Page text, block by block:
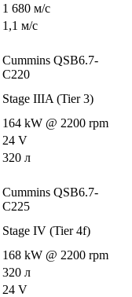
1 680 м/с
1,1 м/с
Cummins QSB6.7-
C220
Stage IIIA (Tier 3)
164 kW @ 2200 rpm
24 V
320 л
Cummins QSB6.7-
C225
Stage IV (Tier 4f)
168 kW @ 2200 rpm
320 л
24 V